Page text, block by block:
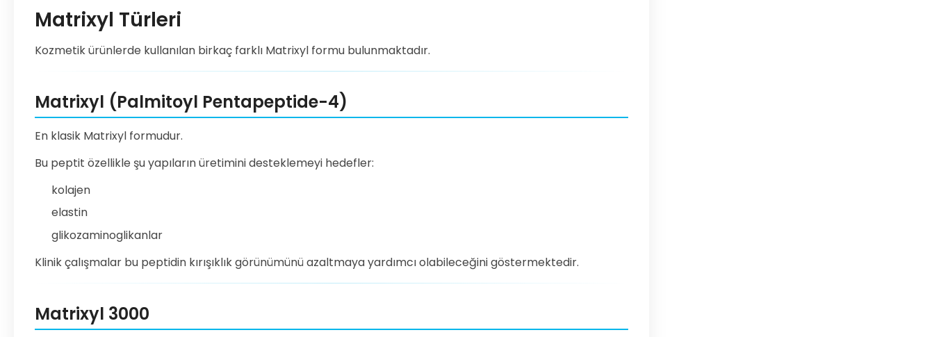
Matrixyl Türleri
Kozmetik ürünlerde kullanılan birkaç farklı Matrixyl formu bulunmaktadır.
Matrixyl (Palmitoyl Pentapeptide-4)
En klasik Matrixyl formudur.
Bu peptit özellikle şu yapıların üretimini desteklemeyi hedefler:
kolajen
elastin
glikozaminoglikanlar
Klinik çalışmalar bu peptidin kırışıklık görünümünü azaltmaya yardımcı olabileceğini göstermektedir.
Matrixyl 3000